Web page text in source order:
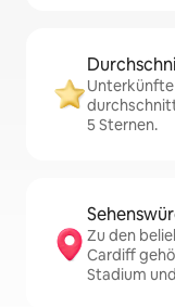
Unterkünfte
5 Sternen.
Zu den
Cardiff
Stadium